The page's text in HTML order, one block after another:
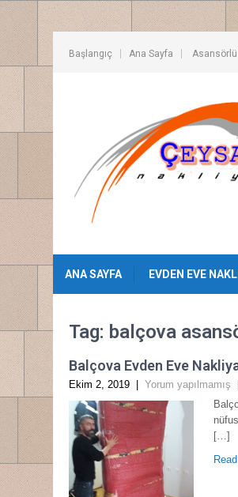
Başlangıç Ana Sayfa Asansörlü
ANA SAYFA EVDEN EVE
Tag: balçova
Balçova Evden Eve
Ekim 2, 2019 | Yorum yapılmamış
[…]